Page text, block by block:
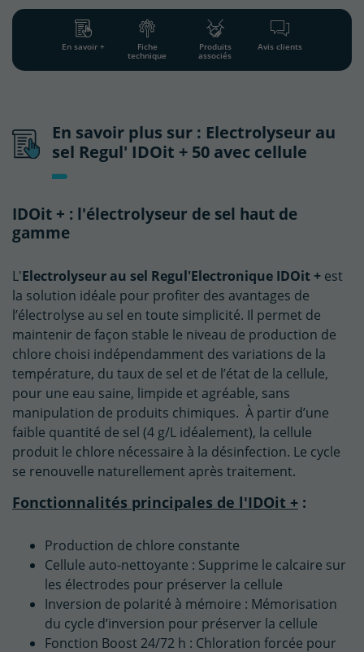
En savoir + Fiche
technique
Produits
associés
Avis clients
En savoir plus sur : Electrolyseur au
sel Regul' IDOit + 50 avec cellule
IDOit + : l'électrolyseur de sel haut de
gamme
L'Electrolyseur au sel Regul'Electronique IDOit + est
la solution idéale pour profiter des avantages de
l’électrolyse au sel en toute simplicité. Il permet de
maintenir de façon stable le niveau de production de
chlore choisi indépendamment des variations de la
température, du taux de sel et de l’état de la cellule,
pour une eau saine, limpide et agréable, sans
manipulation de produits chimiques. À partir d’une
faible quantité de sel (4 g/L idéalement), la cellule
produit le chlore nécessaire à la désinfection. Le cycle
se renouvelle naturellement après traitement.
Fonctionnalités principales de l'IDOit + :
Production de chlore constante
Cellule auto-nettoyante : Supprime le calcaire sur
les électrodes pour préserver la cellule
Inversion de polarité à mémoire : Mémorisation
du cycle d’inversion pour préserver la cellule
Fonction Boost 24/72 h : Chloration forcée pour